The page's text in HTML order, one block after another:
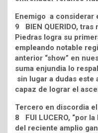
Enemigo a considerar
9 BIEN QUERIDO,
Piedras logra su
empleando notable
anterior “show” en
suma enjundia lo
sin lugar a dudas este
capaz de lograr el
Tercero en discordia
8 FUI LUCERO, “por
del reciente amplio